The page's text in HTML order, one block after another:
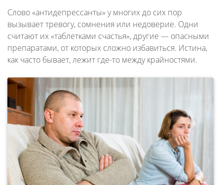
Слово «антидепрессанты» у многих до сих пор
вызывает тревогу, сомнения или недоверие. Одни
считают их «таблетками счастья», другие — опасными
препаратами, от которых сложно избавиться. Истина,
как часто бывает, лежит где-то между крайностями.